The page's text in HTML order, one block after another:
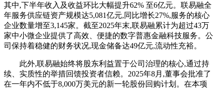
其中,下半年收入及收益环比大幅提升62% 至6亿元。联易融全
年服务供应链资产规模达5,081亿元,同比增长27%,服务的核心
企业数量增至3,145家。截至2025年末,联易融累计为超过43万
家中小微企业提供了高效、便捷的数字普惠金融科技服务。公
司保持着稳健的财务状况,现金储备达49亿元,流动性充裕。
此外,联易融始终将股东利益置于公司治理的核心,通过持
续、实质性的举措回馈投资者信赖。2025年8月,董事会批准了
在一年内不低于8,000万美元的新一轮股份回购计划。在本项